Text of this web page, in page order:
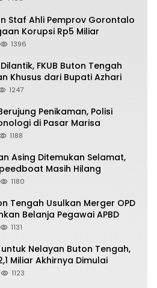
Staf Ahli Pemprov Gorontalo
Korupsi Rp5 Miliar
1396
FKUB Buton Tengah
Khusus dari Bupati Azhari
1247
Penikaman, Polisi
di Pasar Marisa
1188
Asing Ditemukan Selamat,
Masih Hilang
1180
Tengah Usulkan Merger OPD
Belanja Pegawai APBD
1131
Nelayan Buton Tengah,
Miliar Akhirnya Dimulai
1123